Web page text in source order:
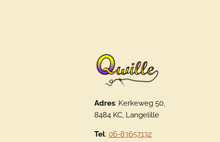
Adres: Kerkeweg 50,
8484 KC, Langelille
Tel: 06-83657132